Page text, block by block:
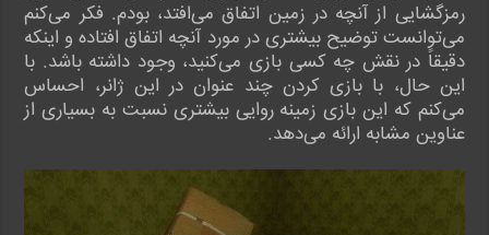
رمزگشایی از آنچه در زمین اتفاق می‌افتد، بودم. فکر می‌کنم
می‌توانست توضیح بیشتری در مورد آنچه اتفاق افتاده و اینکه
دقیقاً در نقش چه کسی بازی می‌کنید، وجود داشته باشد. با
این حال، با بازی کردن چند عنوان در این ژانر، احساس
می‌کنم که این بازی زمینه روایی بیشتری نسبت به بسیاری از
عناوین مشابه ارائه می‌دهد.